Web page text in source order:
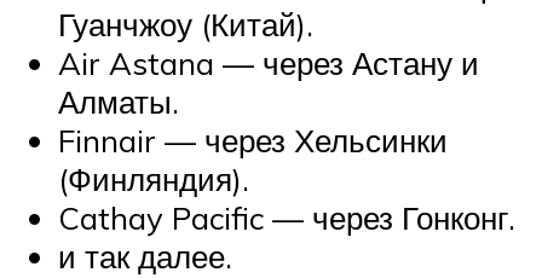
Гуанчжоу (Китай).
Air Astana — через Астану и
Алматы.
Finnair — через Хельсинки
(Финляндия).
Cathay Pacific — через Гонконг.
и так далее.